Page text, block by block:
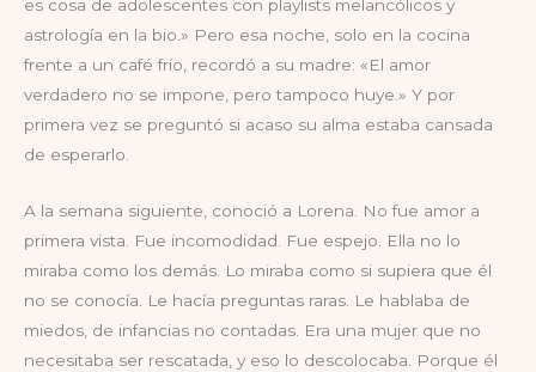
es cosa de adolescentes con playlists melancólicos y
astrología en la bio.» Pero esa noche, solo en la cocina
frente a un café frío, recordó a su madre: «El amor
verdadero no se impone, pero tampoco huye.» Y por
primera vez se preguntó si acaso su alma estaba cansada
de esperarlo.
A la semana siguiente, conoció a Lorena. No fue amor a
primera vista. Fue incomodidad. Fue espejo. Ella no lo
miraba como los demás. Lo miraba como si supiera que él
no se conocía. Le hacía preguntas raras. Le hablaba de
miedos, de infancias no contadas. Era una mujer que no
necesitaba ser rescatada, y eso lo descolocaba. Porque él